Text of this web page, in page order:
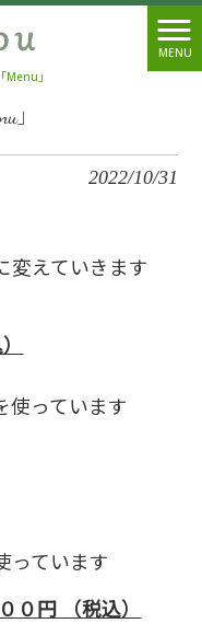
MENU
Menu」
」
2022/10/31
変えていきます
使っています
っています
円 （税込）